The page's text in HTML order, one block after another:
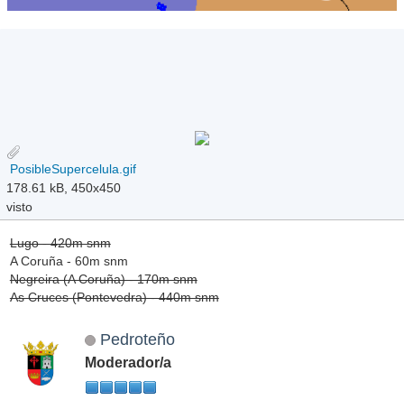
PosibleSupercelula.gif
178.61 kB, 450x450
visto
Lugo - 420m snm
A Coruña - 60m snm
Negreira (A Coruña) - 170m snm
As Cruces (Pontevedra) - 440m snm
Pedroteño
Moderador/a